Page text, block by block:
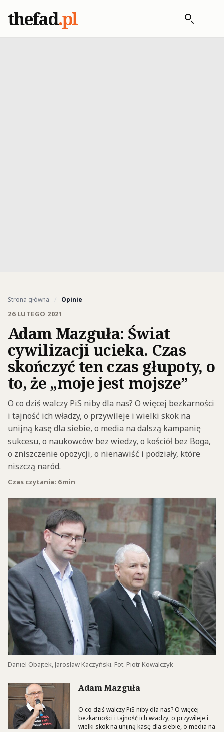
thefad.pl
Strona główna / Opinie
26 LUTEGO 2021
Adam Mazguła: Świat
cywilizacji ucieka. Czas
skończyć ten czas głupoty, o
to, że „moje jest mojsze”
O co dziś walczy PiS niby dla nas? O więcej bezkarności
i tajność ich władzy, o przywileje i wielki skok na
unijną kasę dla siebie, o media na dalszą kampanię
sukcesu, o naukowców bez wiedzy, o kościół bez Boga,
o zniszczenie opozycji, o nienawiść i podziały, które
niszczą naród.
Czas czytania: 6 min
Daniel Obajtek, Jarosław Kaczyński. Fot. Piotr Kowalczyk
Adam Mazguła
O co dziś walczy PiS niby dla nas? O więcej
bezkarności i tajność ich władzy, o przywileje i
wielki skok na unijną kasę dla siebie, o media na